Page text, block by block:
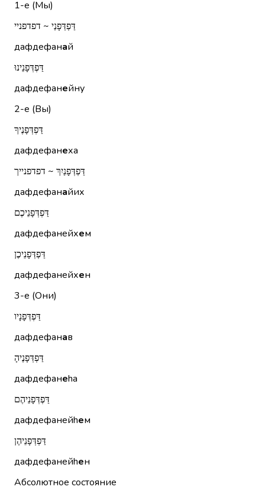
1-е (Мы)
דַּפְדְּפָנַי ~ דפדפניי
дафдефанай
דַּפְדְּפָנֵינוּ
дафдефанейну
2-е (Вы)
דַּפְדְּפָנֶיךָ
дафдефанеха
דַּפְדְּפָנַיִךְ ~ דפדפנייך
дафдефанайих
דַּפְדְּפָנֵיכֶם
дафдефанейхем
דַּפְדְּפָנֵיכֶן
дафдефанейхен
3-е (Они)
דַּפְדְּפָנָיו
дафдефанав
דַּפְדְּפָנֶיהָ
дафдефанеhа
דַּפְדְּפָנֵיהֶם
дафдефанейhем
דַּפְדְּפָנֵיהֶן
дафдефанейhен
Абсолютное состояние